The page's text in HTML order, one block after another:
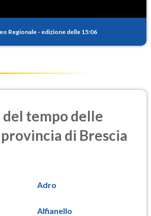
Regionale - edizione delle 15:06
tempo delle
di Brescia
Adro
Alfianello